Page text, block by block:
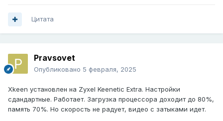
Цитата
Pravsovet
Опубликовано 5 февраля, 2025
Xkeen установлен на Zyxel Keenetic Extra. Настройки
сдандартные. Работает. Загрузка процессора доходит до 80%,
память 70%. Но скорость не радует, видео с затыками идет.